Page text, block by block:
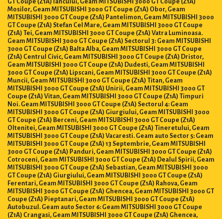
Mosilor, Geam MITSUBISHI 3000 GT Coupe (Z1A) Obor, Geam
MITSUBISHI 3000 GT Coupe (Z1A) Pantelimon, Geam MITSUBISHI 3000
GT Coupe (Z1A) Stefan Cel Mare, Geam MITSUBISHI 3000 GT Coupe
(Z1A) Tei, Geam MITSUBISHI 3000 GT Coupe (Z1A) Vatra Luminoasa.
Geam MITSUBISHI 3000 GT Coupe (Z1A) Sectorul 3: Geam MITSUBISHI
3000 GT Coupe (Z1A) Balta Alba, Geam MITSUBISHI 3000 GT Coupe
(Z1A) Centrul Civic, Geam MITSUBISHI 3000 GT Coupe (Z1A) Dristor,
Geam MITSUBISHI 3000 GT Coupe (Z1A) Dudesti, Geam MITSUBISHI
3000 GT Coupe (Z1A) Lipscani, Geam MITSUBISHI 3000 GT Coupe (Z1A)
Muncii, Geam MITSUBISHI 3000 GT Coupe (Z1A) Titan, Geam
MITSUBISHI 3000 GT Coupe (Z1A) Unirii, Geam MITSUBISHI 3000 GT
Coupe (Z1A) Vitan, Geam MITSUBISHI 3000 GT Coupe (Z1A) Timpuri
Noi. Geam MITSUBISHI 3000 GT Coupe (Z1A) Sectorul 4: Geam
MITSUBISHI 3000 GT Coupe (Z1A) Giurgiului, Geam MITSUBISHI 3000
GT Coupe (Z1A) Berceni, Geam MITSUBISHI 3000 GT Coupe (Z1A)
Oltenitei, Geam MITSUBISHI 3000 GT Coupe (Z1A) Tineretului, Geam
MITSUBISHI 3000 GT Coupe (Z1A) Vacaresti. Geam auto Sector 5: Geam
MITSUBISHI 3000 GT Coupe (Z1A) 13 Septembrie, Geam MITSUBISHI
3000 GT Coupe (Z1A) Panduri, Geam MITSUBISHI 3000 GT Coupe (Z1A)
Cotroceni, Geam MITSUBISHI 3000 GT Coupe (Z1A) Dealul Spirii, Geam
MITSUBISHI 3000 GT Coupe (Z1A) Sebastian, Geam MITSUBISHI 3000
GT Coupe (Z1A) Giurgiului, Geam MITSUBISHI 3000 GT Coupe (Z1A)
Ferentari, Geam MITSUBISHI 3000 GT Coupe (Z1A) Rahova, Geam
MITSUBISHI 3000 GT Coupe (Z1A) Ghencea, Geam MITSUBISHI 3000 GT
Coupe (Z1A) Pieptanari, Geam MITSUBISHI 3000 GT Coupe (Z1A)
Autobuzul. Geam auto Sector 6: Geam MITSUBISHI 3000 GT Coupe
(Z1A) Crangasi, Geam MITSUBISHI 3000 GT Coupe (Z1A) Ghencea,